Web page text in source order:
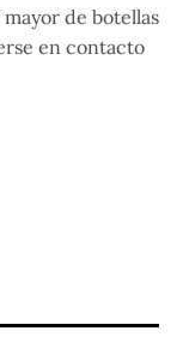
de botellas
en contacto